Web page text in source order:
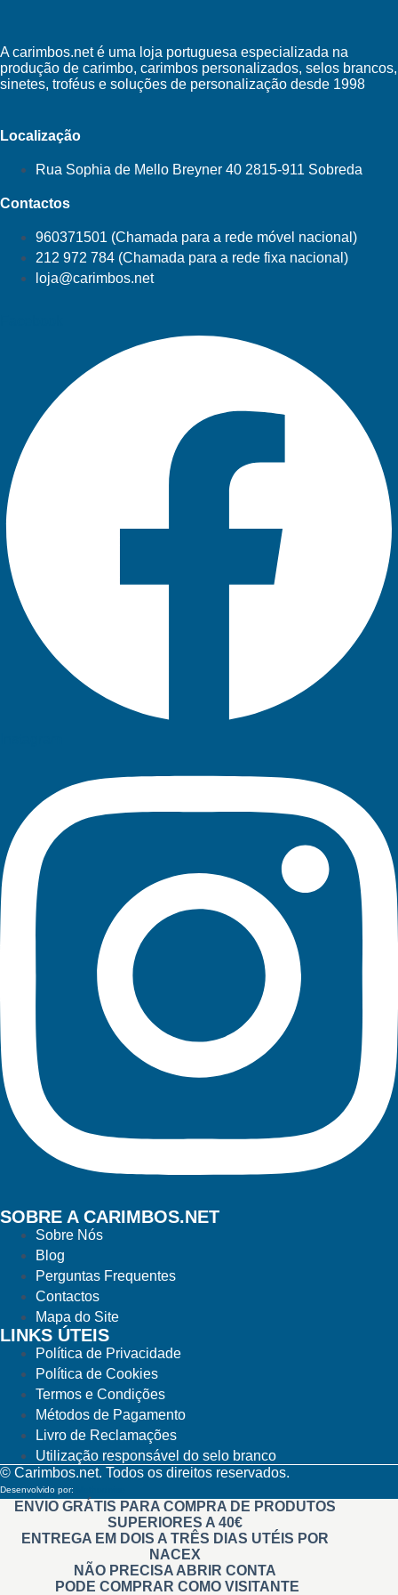
A carimbos.net é uma loja portuguesa especializada na
produção de carimbo, carimbos personalizados, selos brancos,
sinetes, troféus e soluções de personalização desde 1998
Localização
Rua Sophia de Mello Breyner 40 2815-911 Sobreda
Contactos
960371501 (Chamada para a rede móvel nacional)
212 972 784 (Chamada para a rede fixa nacional)
loja@carimbos.net
SOBRE A CARIMBOS.NET
Sobre Nós
Blog
Perguntas Frequentes
Contactos
Mapa do Site
LINKS ÚTEIS
Política de Privacidade
Política de Cookies
Termos e Condições
Métodos de Pagamento
Livro de Reclamações
Utilização responsável do selo branco
© Carimbos.net. Todos os direitos reservados.
Desenvolvido por:
ENVIO GRÁTIS PARA COMPRA DE PRODUTOS
SUPERIORES A 40€
ENTREGA EM DOIS A TRÊS DIAS UTÉIS POR
NACEX
NÃO PRECISA ABRIR CONTA
PODE COMPRAR COMO VISITANTE